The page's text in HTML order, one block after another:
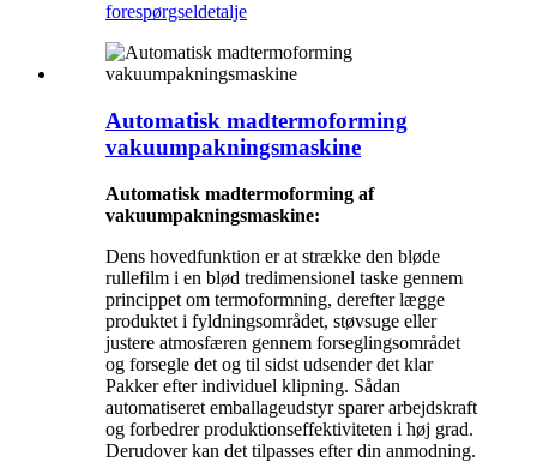
forespørgseldetalje
Automatisk madtermoforming
vakuumpakningsmaskine
Automatisk madtermoforming af
vakuumpakningsmaskine:
Dens hovedfunktion er at strække den bløde
rullefilm i en blød tredimensionel taske gennem
princippet om termoformning, derefter lægge
produktet i fyldningsområdet, støvsuge eller
justere atmosfæren gennem forseglingsområdet
og forsegle det og til sidst udsender det klar
Pakker efter individuel klipning. Sådan
automatiseret emballageudstyr sparer arbejdskraft
og forbedrer produktionseffektiviteten i høj grad.
Derudover kan det tilpasses efter din anmodning.